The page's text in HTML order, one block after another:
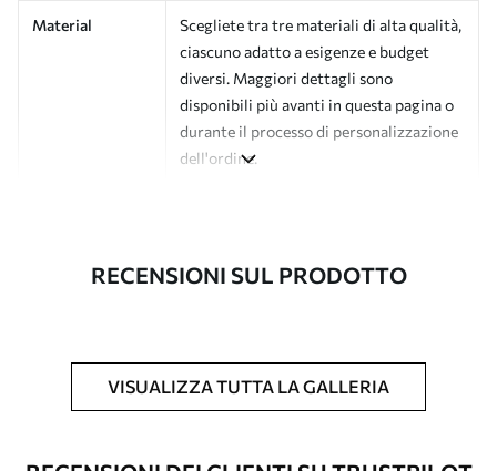
Material
Scegliete tra tre materiali di alta qualità,
ciascuno adatto a esigenze e budget
diversi. Maggiori dettagli sono
disponibili più avanti in questa pagina o
durante il processo di personalizzazione
dell'ordine.
Produzione
L'immagine viene stampata nel formato
desiderato e tagliata in strisce identiche
RECENSIONI SUL PRODOTTO
VISUALIZZA TUTTA LA GALLERIA